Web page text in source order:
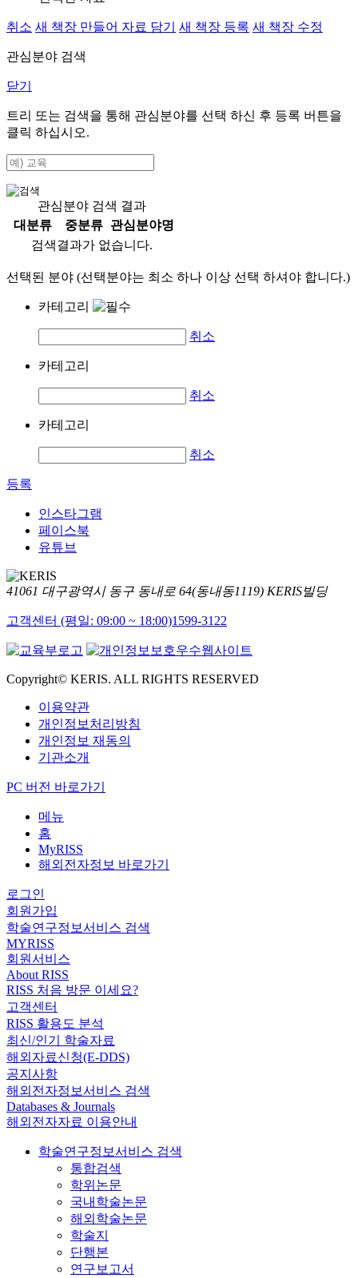
취소 새 책장 만들어 자료 담기 새 책장 등록 새 책장 수정
관심분야 검색
닫기
트리 또는 검색을 통해 관심분야를 선택 하신 후 등록 버튼을
클릭 하십시오.
관심분야 검색 결과
대분류
중분류
관심분야명
검색결과가 없습니다.
선택된 분야 (선택분야는 최소 하나 이상 선택 하셔야 합니다.)
카테고리
취소
카테고리
취소
카테고리
취소
등록
인스타그램
페이스북
유튜브
41061 대구광역시 동구 동내로 64(동내동1119) KERIS빌딩
고객센터 (평일: 09:00 ~ 18:00)1599-3122
Copyright© KERIS. ALL RIGHTS RESERVED
이용약관
개인정보처리방침
개인정보 재동의
기관소개
PC 버전 바로가기
메뉴
홈
MyRISS
해외전자정보 바로가기
로그인
회원가입
학술연구정보서비스 검색
MYRISS
회원서비스
About RISS
RISS 처음 방문 이세요?
고객센터
RISS 활용도 분석
최신/인기 학술자료
해외자료신청(E-DDS)
공지사항
해외전자정보서비스 검색
Databases & Journals
해외전자자료 이용안내
학술연구정보서비스 검색
통합검색
학위논문
국내학술논문
해외학술논문
학술지
단행본
연구보고서